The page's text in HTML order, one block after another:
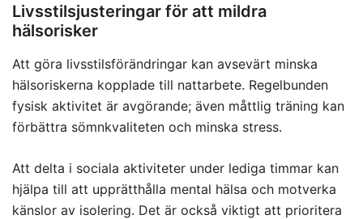
Livsstilsjusteringar för att mildra
hälsorisker
Att göra livsstilsförändringar kan avsevärt minska
hälsoriskerna kopplade till nattarbete. Regelbunden
fysisk aktivitet är avgörande; även måttlig träning kan
förbättra sömnkvaliteten och minska stress.
Att delta i sociala aktiviteter under lediga timmar kan
hjälpa till att upprätthålla mental hälsa och motverka
känslor av isolering. Det är också viktigt att prioritera